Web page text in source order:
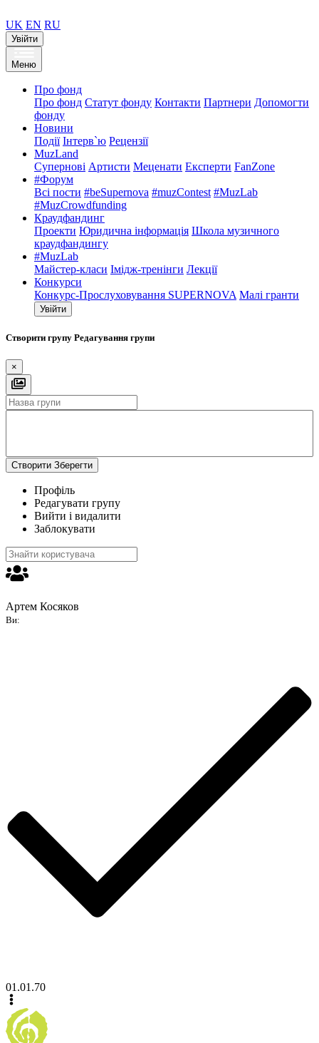
UK EN RU
Увійти
Меню
Про фонд
Про фонд Статут фонду Контакти Партнери Допомогти
фонду
Новини
Події Інтерв`ю Рецензії
MuzLand
Супернові Артисти Меценати Експерти FanZone
#Форум
Всі пости #beSupernova #muzContest #MuzLab
#MuzCrowdfunding
Краудфандинг
Проекти Юридична інформація Школа музичного
краудфандингу
#MuzLab
Майстер-класи Імідж-тренінги Лекції
Конкурси
Конкурс-Прослуховування SUPERNOVA Малі гранти
Увійти
Створити групу Редагування групи
×
Створити Зберегти
Профіль
Редагувати групу
Вийти і видалити
Заблокувати
Артем Косяков
Ви:
01.01.70